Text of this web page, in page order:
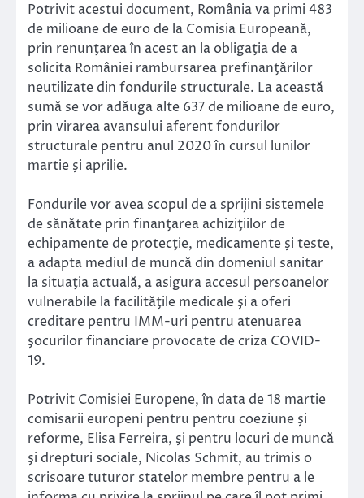
Potrivit acestui document, România va primi 483
de milioane de euro de la Comisia Europeană,
prin renunţarea în acest an la obligaţia de a
solicita României rambursarea prefinanţărilor
neutilizate din fondurile structurale. La această
sumă se vor adăuga alte 637 de milioane de euro,
prin virarea avansului aferent fondurilor
structurale pentru anul 2020 în cursul lunilor
martie şi aprilie.
Fondurile vor avea scopul de a sprijini sistemele
de sănătate prin finanţarea achiziţiilor de
echipamente de protecţie, medicamente şi teste,
a adapta mediul de muncă din domeniul sanitar
la situaţia actuală, a asigura accesul persoanelor
vulnerabile la facilităţile medicale şi a oferi
creditare pentru IMM-uri pentru atenuarea
şocurilor financiare provocate de criza COVID-
19.
Potrivit Comisiei Europene, în data de 18 martie
comisarii europeni pentru pentru coeziune şi
reforme, Elisa Ferreira, şi pentru locuri de muncă
şi drepturi sociale, Nicolas Schmit, au trimis o
scrisoare tuturor statelor membre pentru a le